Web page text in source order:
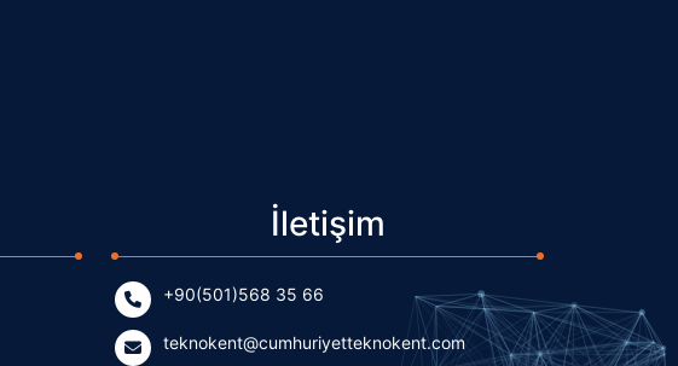
İletişim
+90(501)568 35 66
teknokent@cumhuriyetteknokent.com